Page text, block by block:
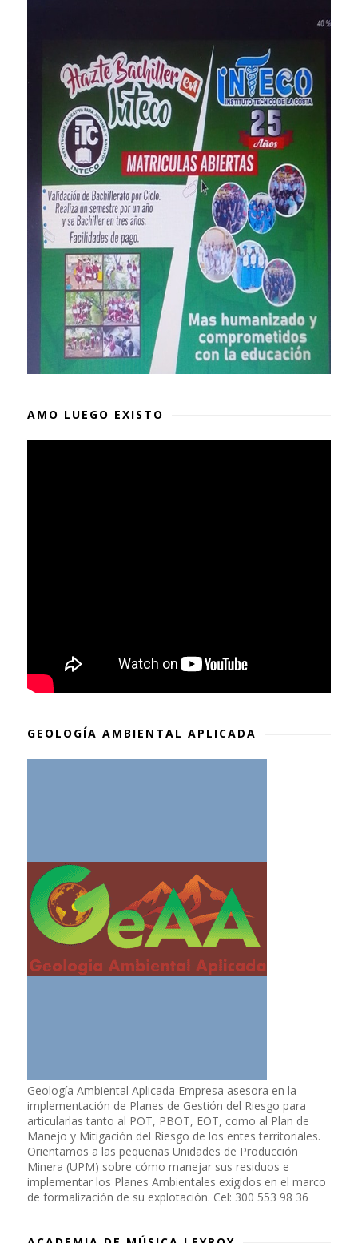
AMO LUEGO EXISTO
GEOLOGÍA AMBIENTAL APLICADA
Geología Ambiental Aplicada Empresa asesora en la
implementación de Planes de Gestión del Riesgo para
articularlas tanto al POT, PBOT, EOT, como al Plan de
Manejo y Mitigación del Riesgo de los entes territoriales.
Orientamos a las pequeñas Unidades de Producción
Minera (UPM) sobre cómo manejar sus residuos e
implementar los Planes Ambientales exigidos en el marco
de formalización de su explotación. Cel: 300 553 98 36